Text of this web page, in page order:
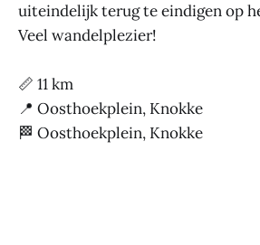
uiteindelijk terug te eindigen op
Veel wandelplezier!
📏 11 km
📍 Oosthoekplein, Knokke
🏁 Oosthoekplein, Knokke